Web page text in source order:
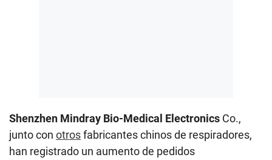
Shenzhen Mindray Bio-Medical Electronics Co.,
junto con otrosfabricantes chinos de respiradores,
han registrado un aumento de pedidos